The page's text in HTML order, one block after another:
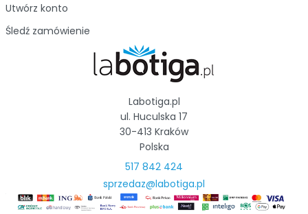
Utwórz konto
Śledź zamówienie
Labotiga.pl
ul. Huculska 17
30-413 Kraków
Polska
517 842 424
sprzedaz@labotiga.pl